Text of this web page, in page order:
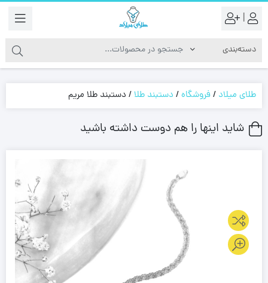
|
طلای میلاد /فروشگاه/ دستبند طلا/ دستبند طلا مریم
شاید اینها را هم دوست داشته باشید